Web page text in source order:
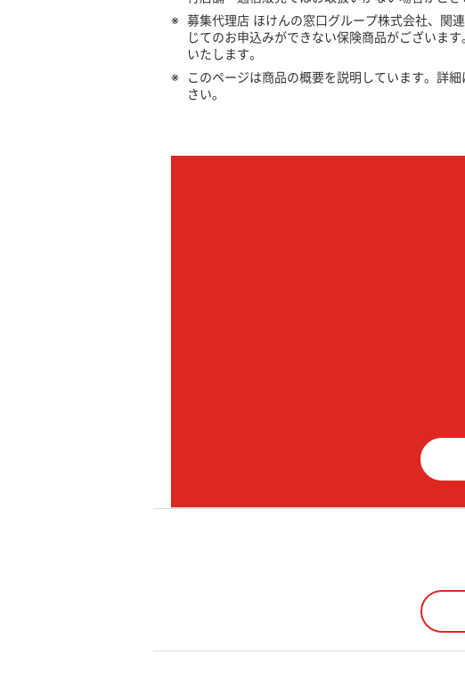
※ 募集代理店 ほけんの窓口グループ株式会社、関
じてのお申込みができない保険商品がございま
いたします。
※
このページは商品の概要を説明しています。詳
さい。